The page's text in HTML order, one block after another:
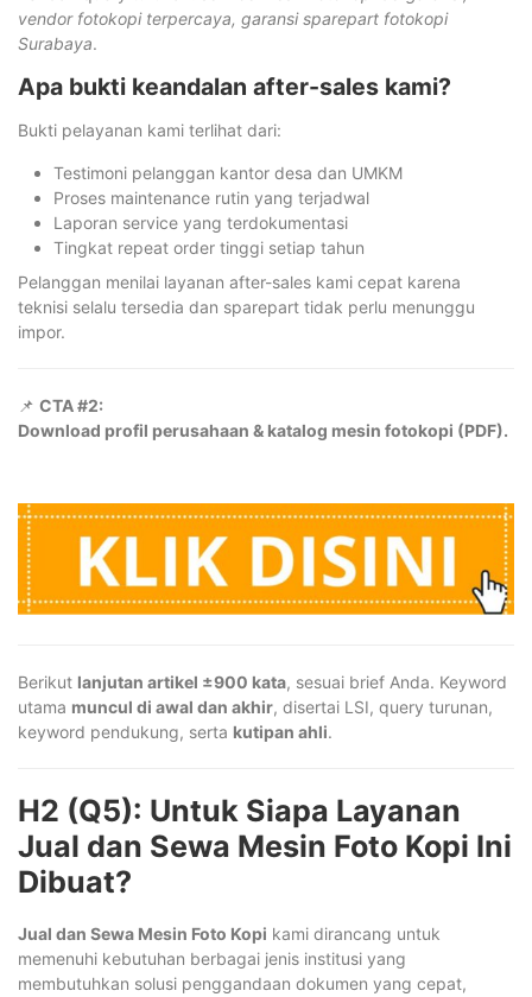
vendor fotokopi terpercaya, garansi sparepart fotokopi
Surabaya.
Apa bukti keandalan after-sales kami?
Bukti pelayanan kami terlihat dari:
Testimoni pelanggan kantor desa dan UMKM
Proses maintenance rutin yang terjadwal
Laporan service yang terdokumentasi
Tingkat repeat order tinggi setiap tahun
Pelanggan menilai layanan after-sales kami cepat karena
teknisi selalu tersedia dan sparepart tidak perlu menunggu
impor.
📌 CTA #2:
Download profil perusahaan & katalog mesin fotokopi (PDF).
Berikut lanjutan artikel ±900 kata, sesuai brief Anda. Keyword
utama muncul di awal dan akhir, disertai LSI, query turunan,
keyword pendukung, serta kutipan ahli.
H2 (Q5): Untuk Siapa Layanan
Jual dan Sewa Mesin Foto Kopi Ini
Dibuat?
Jual dan Sewa Mesin Foto Kopi kami dirancang untuk
memenuhi kebutuhan berbagai jenis institusi yang
membutuhkan solusi penggandaan dokumen yang cepat,